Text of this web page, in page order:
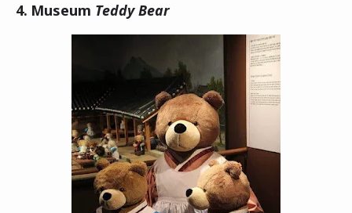
4. Museum Teddy Bear